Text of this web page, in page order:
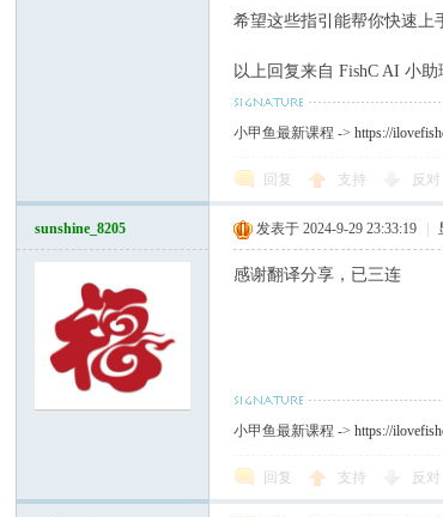
希望这些指引能帮你快速上
以上回复来自 FishC AI 小
小甲鱼最新课程 ->https://
回复 支持 反对
sunshine_8205 发表于 2024-9-29 23:33:19
感谢翻译分享，已三连
小甲鱼最新课程 ->https://
回复 支持 反对